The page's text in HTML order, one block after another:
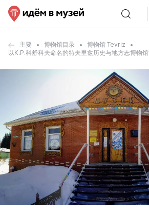
主要 博物馆目录
博物馆 Tevriz
以K.P.科舒科夫命名的特夫里兹历史与地方志博物馆